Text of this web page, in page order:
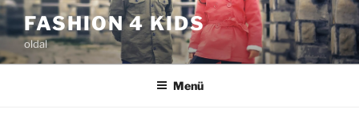
Tartalomhoz
FASHION 4 KIDS
oldal
Menü